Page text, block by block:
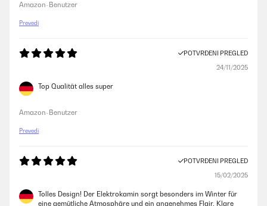
Amazon-Benutzer
Prevedi
POTVRĐENI PREGLED
24/11/2025
Top Qualität alles super
Amazon-Benutzer
Prevedi
POTVRĐENI PREGLED
15/02/2025
Tolles Design! Der Elektrokamin sorgt besonders im Winter für
eine gemütliche Atmosphäre und ein angenehmes Flair. Klare